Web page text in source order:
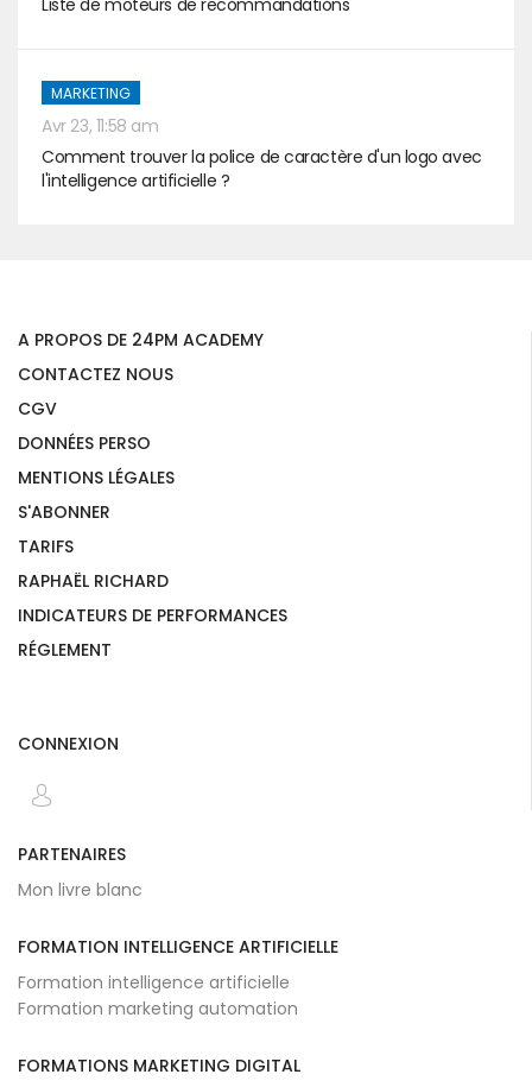
MARKETING
Avr 23, 11:58 am
Comment trouver la police de caractère d'un logo avec
l'intelligence artificielle ?
A PROPOS DE 24PM ACADEMY
CONTACTEZ NOUS
CGV
DONNÉES PERSO
MENTIONS LÉGALES
S'ABONNER
TARIFS
RAPHAËL RICHARD
INDICATEURS DE PERFORMANCES
RÉGLEMENT
CONNEXION
PARTENAIRES
Mon livre blanc
FORMATION INTELLIGENCE ARTIFICIELLE
Formation intelligence artificielle
Formation marketing automation
FORMATIONS MARKETING DIGITAL